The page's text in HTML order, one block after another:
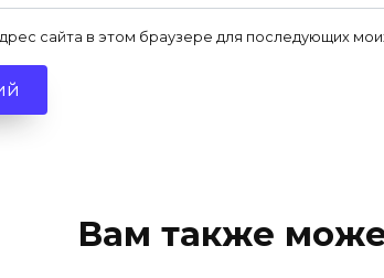
сайта в этом браузере для последующих
Вам также